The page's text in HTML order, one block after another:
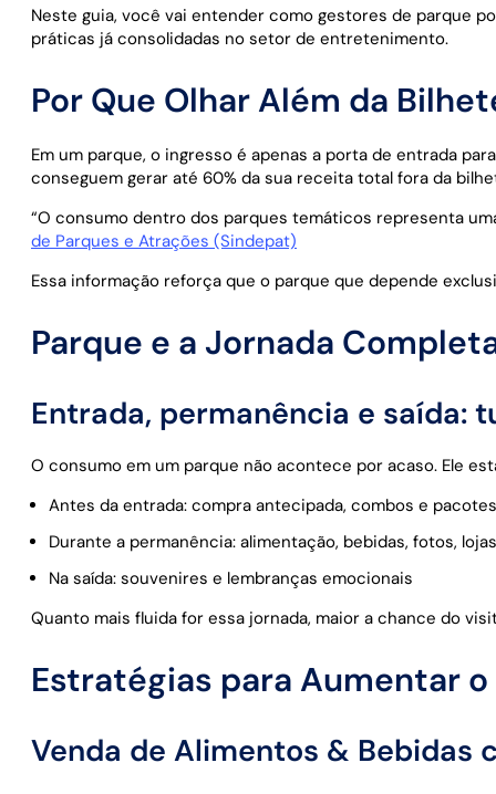
Neste guia, você vai entender como gestores de parque
práticas já consolidadas no setor de entretenimento.
Por Que Olhar Além da
Em um parque, o ingresso é apenas a porta de entrada
conseguem gerar até 60% da sua receita total fora da
“O consumo dentro dos parques temáticos representa
de Parques e Atrações (Sindepat)
Essa informação reforça que o parque que depende
Parque e a Jornada
Entrada, permanência e saída:
O consumo em um parque não acontece por acaso. Ele
Antes da entrada: compra antecipada, combos e pacotes
Durante a permanência: alimentação, bebidas, fotos,
Na saída: souvenires e lembranças emocionais
Quanto mais fluida for essa jornada, maior a chance do
Estratégias para Aumentar
Venda de Alimentos & Bebidas